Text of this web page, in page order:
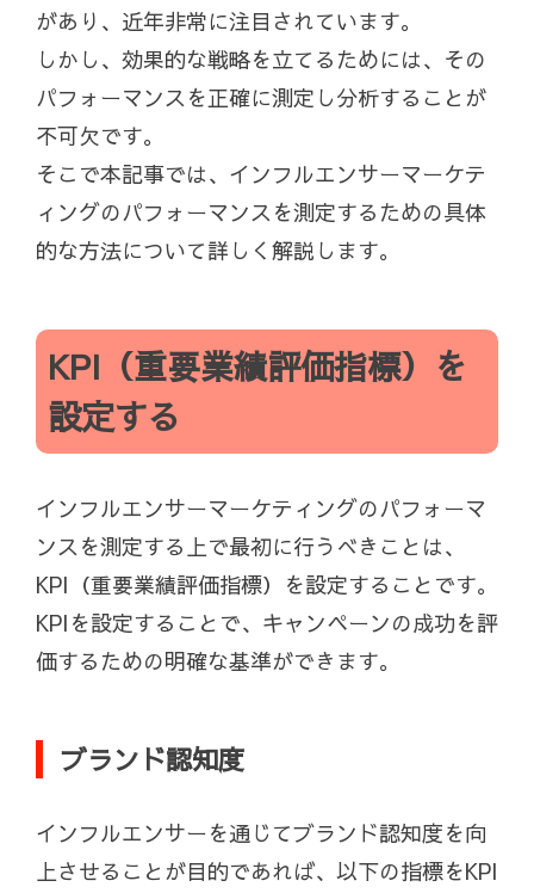
があり、近年非常に注目されています。
しかし、効果的な戦略を立てるためには、その
パフォーマンスを正確に測定し分析することが
不可欠です。
そこで本記事では、インフルエンサーマーケテ
ィングのパフォーマンスを測定するための具体
的な方法について詳しく解説します。
KPI（重要業績評価指標）を
設定する
インフルエンサーマーケティングのパフォーマ
ンスを測定する上で最初に行うべきことは、
KPI（重要業績評価指標）を設定することです。
KPIを設定することで、キャンペーンの成功を評
価するための明確な基準ができます。
ブランド認知度
インフルエンサーを通じてブランド認知度を向
上させることが目的であれば、以下の指標をKPI